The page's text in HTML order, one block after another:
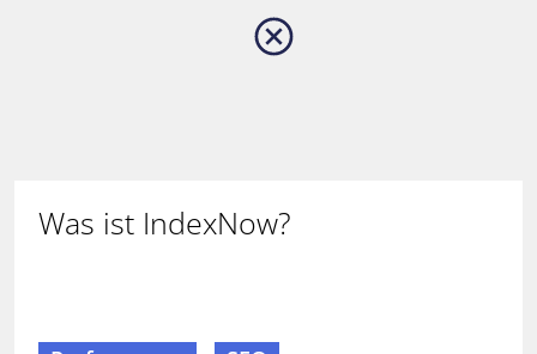
Was ist IndexNow?